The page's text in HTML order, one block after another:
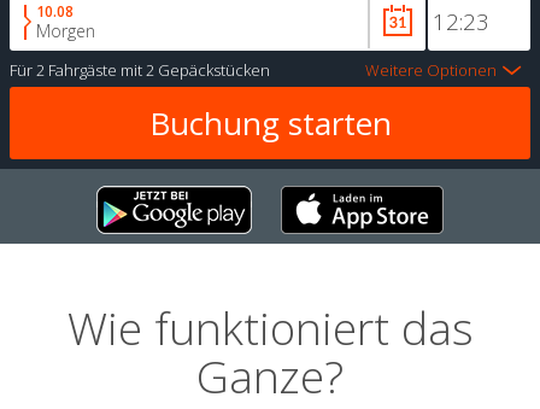
10.08
Morgen
Für2 Fahrgäste mit2 Gepäckstücken Weitere Optionen
Wie funktioniert das
Ganze?